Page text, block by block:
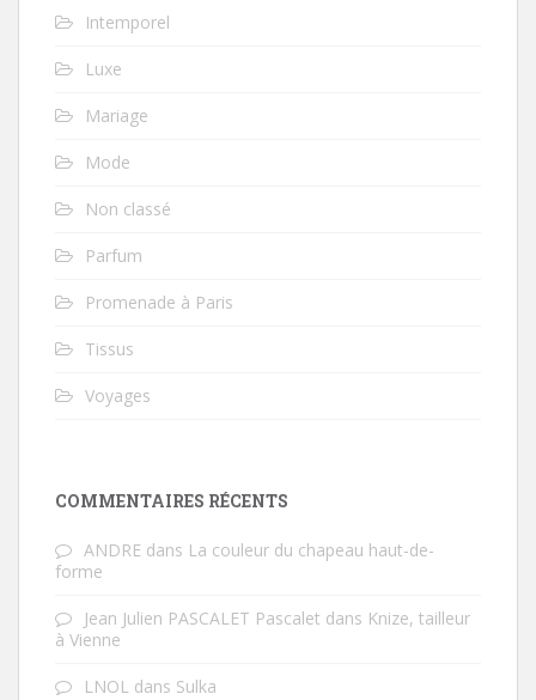
Intemporel
Luxe
Mariage
Mode
Non classé
Parfum
Promenade à Paris
Tissus
Voyages
COMMENTAIRES RÉCENTS
ANDRE dans La couleur du chapeau haut-de-
forme
Jean Julien PASCALET Pascalet dans Knize, tailleur
à Vienne
LNOL dans Sulka